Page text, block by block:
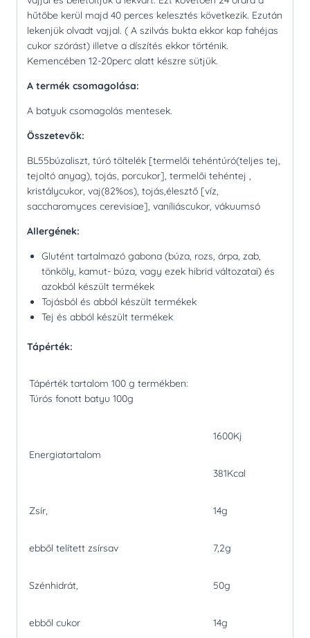
hűtőbe kerül majd 40 perces kelesztés következik. Ezután
lekenjük olvadt vajjal. ( A szilvás bukta ekkor kap fahéjas
cukor szórást) illetve a díszítés ekkor történik.
Kemencében 12-20perc alatt készre sütjük.
A termék csomagolása:
A batyuk csomagolás mentesek.
Összetevők:
BL55búzaliszt, túró töltelék [termelői tehéntúró(teljes tej,
tejoltó anyag), tojás, porcukor], termelői tehéntej ,
kristálycukor, vaj(82%os), tojás,élesztő [víz,
saccharomyces cerevisiae], vaníliáscukor, vákuumsó
Allergének:
Glutént tartalmazó gabona (búza, rozs, árpa, zab,
tönköly, kamut- búza, vagy ezek hibrid változatai) és
azokból készült termékek
Tojásból és abból készült termékek
Tej és abból készült termékek
Tápérték:
Tápérték tartalom 100 g termékben:
Túrós fonott batyu 100g
Energiatartalom
1600Kj
381Kcal
Zsír, 14g
ebből telített zsírsav 7,2g
Szénhidrát, 50g
ebből cukor 14g